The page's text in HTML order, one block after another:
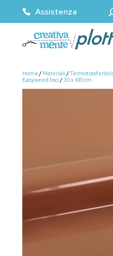
Assistenza
Home / Materiali /Termotrasferibili
Easyweed lisci / 30 x 100 cm